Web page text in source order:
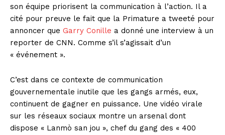
son équipe priorisent la communication à l’action. Il a
cité pour preuve le fait que la Primature a tweeté pour
annoncer que Garry Conille a donné une interview à un
reporter de CNN. Comme s’il s’agissait d’un
« événement ».
C’est dans ce contexte de communication
gouvernementale inutile que les gangs armés, eux,
continuent de gagner en puissance. Une vidéo virale
sur les réseaux sociaux montre un arsenal dont
dispose « Lanmò san jou », chef du gang des « 400